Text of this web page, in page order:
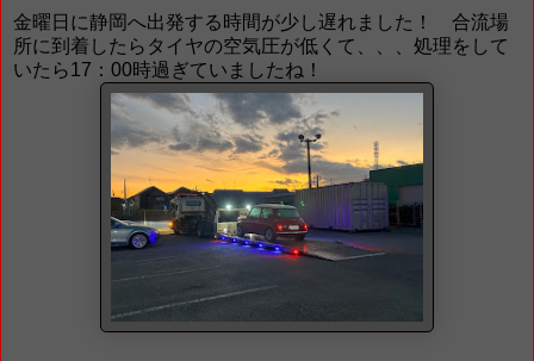
金曜日に静岡へ出発する時間が少し遅れました！ 合流場
所に到着したらタイヤの空気圧が低くて、、、処理をして
いたら17：00時過ぎていましたね！